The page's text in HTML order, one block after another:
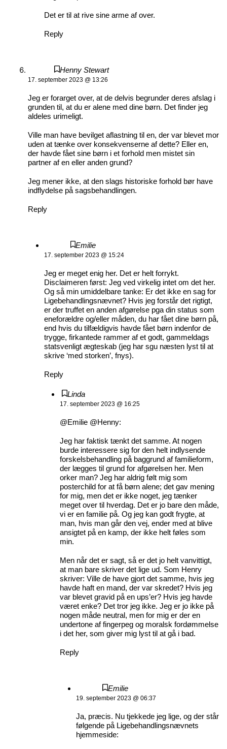
Det er til at rive sine arme af over.
Reply
Henny Stewart
17. september 2023 @ 13:26
Jeg er forarget over, at de delvis begrunder deres afslag i
grunden til, at du er alene med dine børn. Det finder jeg
aldeles urimeligt.
Ville man have bevilget aflastning til en, der var blevet mor
uden at tænke over konsekvenserne af dette? Eller en,
der havde fået sine børn i et forhold men mistet sin
partner af en eller anden grund?
Jeg mener ikke, at den slags historiske forhold bør have
indflydelse på sagsbehandlingen.
Reply
Emilie
17. september 2023 @ 15:24
Jeg er meget enig her. Det er helt forrykt.
Disclaimeren først: Jeg ved virkelig intet om det her.
Og så min umiddelbare tanke: Er det ikke en sag for
Ligebehandlingsnævnet? Hvis jeg forstår det rigtigt,
er der truffet en anden afgørelse pga din status som
eneforældre og/eller måden, du har fået dine børn på,
end hvis du tilfældigvis havde fået børn indenfor de
trygge, firkantede rammer af et godt, gammeldags
statsvenligt ægteskab (jeg har sgu næsten lyst til at
skrive ‘med storken’, fnys).
Reply
Linda
17. september 2023 @ 16:25
@Emilie @Henny:
Jeg har faktisk tænkt det samme. At nogen
burde interessere sig for den helt indlysende
forskelsbehandling på baggrund af familieform,
der lægges til grund for afgørelsen her. Men
orker man? Jeg har aldrig følt mig som
posterchild for at få børn alene; det gav mening
for mig, men det er ikke noget, jeg tænker
meget over til hverdag. Det er jo bare den måde,
vi er en familie på. Og jeg kan godt frygte, at
man, hvis man går den vej, ender med at blive
ansigtet på en kamp, der ikke helt føles som
min.
Men når det er sagt, så er det jo helt vanvittigt,
at man bare skriver det lige ud. Som Henry
skriver: Ville de have gjort det samme, hvis jeg
havde haft en mand, der var skredet? Hvis jeg
var blevet gravid på en ups’er? Hvis jeg havde
været enke? Det tror jeg ikke. Jeg er jo ikke på
nogen måde neutral, men for mig er der en
undertone af fingerpeg og moralsk fordømmelse
i det her, som giver mig lyst til at gå i bad.
Reply
Emilie
19. september 2023 @ 06:37
Ja, præcis. Nu tjekkede jeg lige, og der står
følgende på Ligebehandlingsnævnets
hjemmeside: